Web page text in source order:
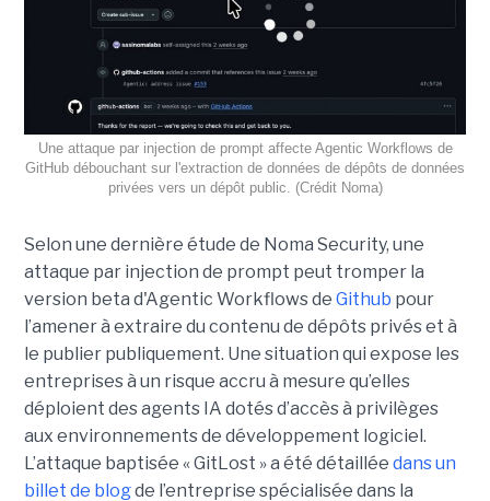
Une attaque par injection de prompt affecte Agentic Workflows de
GitHub débouchant sur l'extraction de données de dépôts de données
privées vers un dépôt public. (Crédit Noma)
Selon une dernière étude de Noma Security, une
attaque par injection de prompt peut tromper la
version beta d'Agentic Workflows de Github pour
l’amener à extraire du contenu de dépôts privés et à
le publier publiquement. Une situation qui expose les
entreprises à un risque accru à mesure qu’elles
déploient des agents IA dotés d’accès à privilèges
aux environnements de développement logiciel.
L’attaque baptisée « GitLost » a été détaillée dans un
billet de blogde l’entreprise spécialisée dans la